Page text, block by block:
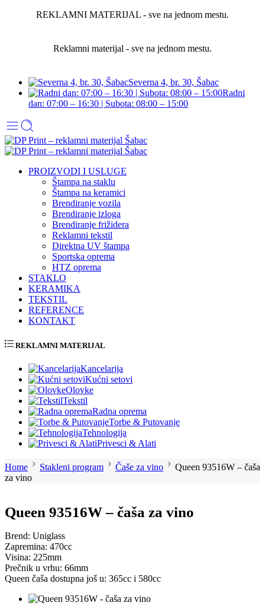
REKLAMNI MATERIJAL - sve na jednom mestu.
Reklamni materijal - sve na jednom mestu.
Severna 4, br. 30, Šabac
Radni
dan: 07:00 – 16:30 | Subota: 08:00 – 15:00
PROIZVODI I USLUGE
Štampa na staklu
Štampa na keramici
Brendiranje vozila
Brendiranje izloga
Brendiranje frižidera
Reklamni tekstil
Direktna UV štampa
Sportska oprema
HTZ oprema
STAKLO
KERAMIKA
TEKSTIL
REFERENCE
KONTAKT
REKLAMNI MATERIJAL
Kancelarija
Kućni setovi
Olovke
Tekstil
Radna oprema
Torbe & Putovanje
Tehnologija
Privesci & Alati
Home Stakleni program Čaše za vino
Queen 93516W – čaša
za vino
Queen 93516W – čaša za vino
Brend: Uniglass
Zapremina: 470cc
Visina: 225mm
Prečnik u vrhu: 66mm
Queen čaša dostupna još u: 365cc i 580cc